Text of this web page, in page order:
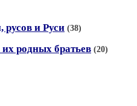
русов и Руси (38)
родных братьев (20)